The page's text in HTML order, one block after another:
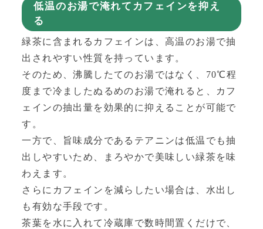
低温のお湯で淹れてカフェインを抑え
る
緑茶に含まれるカフェインは、高温のお湯で抽
出されやすい性質を持っています。
そのため、沸騰したてのお湯ではなく、70℃程
度まで冷ましたぬるめのお湯で淹れると、カフ
ェインの抽出量を効果的に抑えることが可能で
す。
一方で、旨味成分であるテアニンは低温でも抽
出しやすいため、まろやかで美味しい緑茶を味
わえます。
さらにカフェインを減らしたい場合は、水出し
も有効な手段です。
茶葉を水に入れて冷蔵庫で数時間置くだけで、